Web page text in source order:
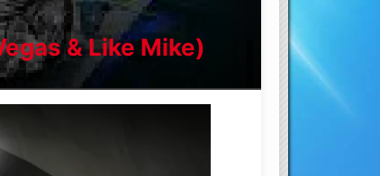
& Like Mike)